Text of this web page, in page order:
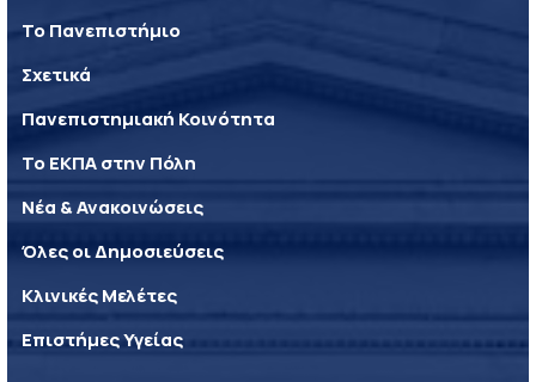
Το Πανεπιστήμιο
Σχετικά
Πανεπιστημιακή Κοινότητα
Το ΕΚΠΑ στην Πόλη
Νέα & Ανακοινώσεις
Όλες οι Δημοσιεύσεις
Κλινικές Μελέτες
Επιστήμες Υγείας